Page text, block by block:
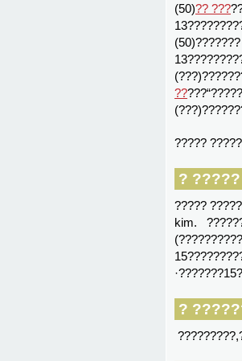
(50)?? ???
(50)???????
??
?????
?
????? ?????
kim.
?